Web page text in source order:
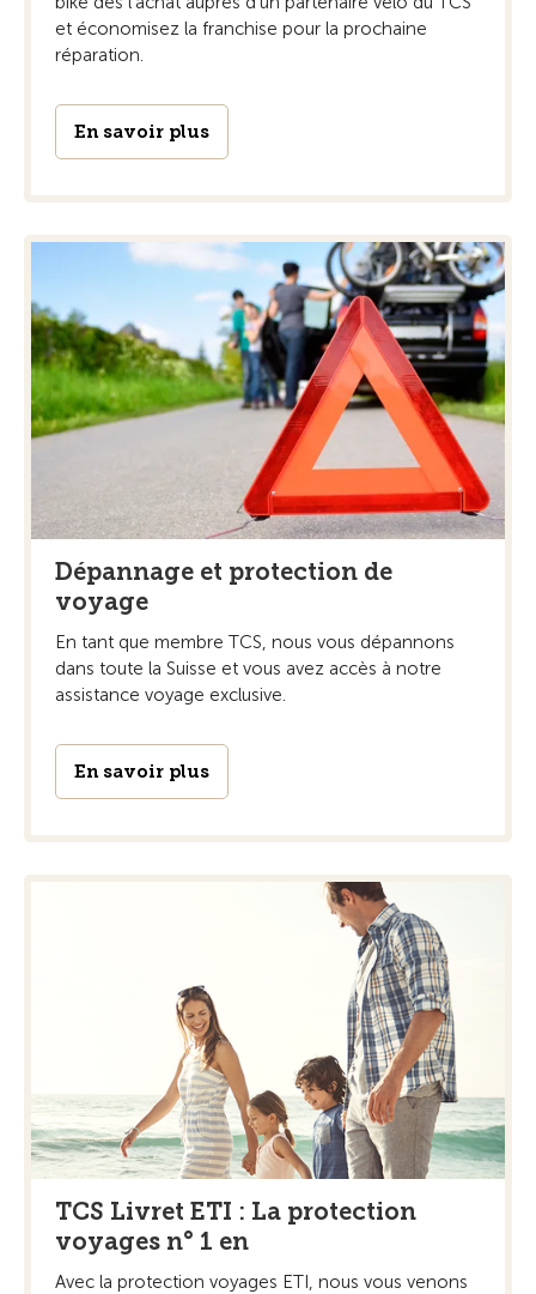
et économisez la franchise pour la prochaine
réparation.
En savoir plus
Dépannage et protection de
voyage
En tant que membre TCS, nous vous dépannons
dans toute la Suisse et vous avez accès à notre
assistance voyage exclusive.
En savoir plus
TCS Livret ETI : La protection
voyages n° 1 en
Avec la protection voyages ETI, nous vous venons